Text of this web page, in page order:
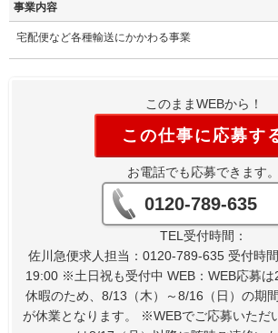
事業内容
宅配便など各種輸送にかかわる事業
このままWEBから！
この仕事に応募す
お電話でも応募できます。
0120-789-635
TEL受付時間：
佐川急便求人担当：0120-789-635 受付時
19:00 ※土日祝も受付中 WEB：WEB応募
休暇のため、8/13（木）～8/16（日）の期
が休業となります。 ※WEBでご応募いただ